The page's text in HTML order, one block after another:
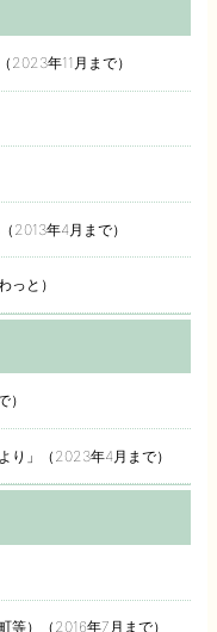
2023年11月まで）
2013年4月まで）
っと）
り」（2023年4月まで）
等）（2016年7月まで）